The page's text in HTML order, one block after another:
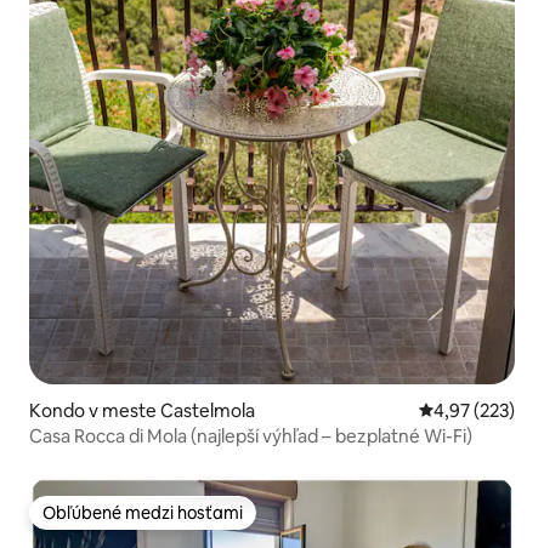
Kondo v meste Castelmola Priemerné
4,97 (223)
Casa Rocca di Mola (najlepší výhľad – bezplatné Wi-Fi)
Obľúbené medzi hosťami
Obľúbené medzi hosťami